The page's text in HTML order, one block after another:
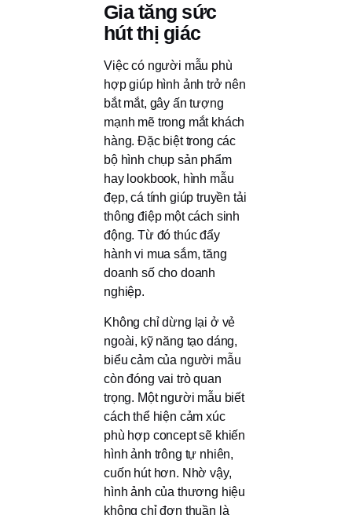
Gia tăng sức
hút thị giác
Việc có người mẫu phù
hợp giúp hình ảnh trở nên
bắt mắt, gây ấn tượng
mạnh mẽ trong mắt khách
hàng. Đặc biệt trong các
bộ hình chụp sản phẩm
hay lookbook, hình mẫu
đẹp, cá tính giúp truyền tải
thông điệp một cách sinh
động. Từ đó thúc đẩy
hành vi mua sắm, tăng
doanh số cho doanh
nghiệp.
Không chỉ dừng lại ở vẻ
ngoài, kỹ năng tạo dáng,
biểu cảm của người mẫu
còn đóng vai trò quan
trọng. Một người mẫu biết
cách thể hiện cảm xúc
phù hợp concept sẽ khiến
hình ảnh trông tự nhiên,
cuốn hút hơn. Nhờ vậy,
hình ảnh của thương hiệu
không chỉ đơn thuần là